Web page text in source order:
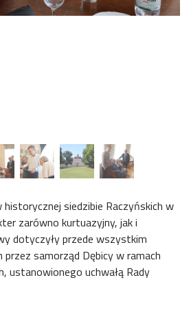
historycznej siedzibie Raczyńskich w
zarówno kurtuazyjny, jak i
dotyczyły przede wszystkim
samorząd Dębicy w ramach
ustanowionego uchwałą Rady